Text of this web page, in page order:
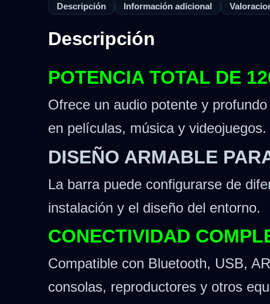
Descripción Información adicional
Descripción
POTENCIA TOTAL DE
Ofrece un audio potente y
en películas, música y videojuegos.
DISEÑO ARMABLE
La barra puede configurarse de
instalación y el diseño del entorno.
CONECTIVIDAD
Compatible con Bluetooth, USB,
consolas, reproductores y otros